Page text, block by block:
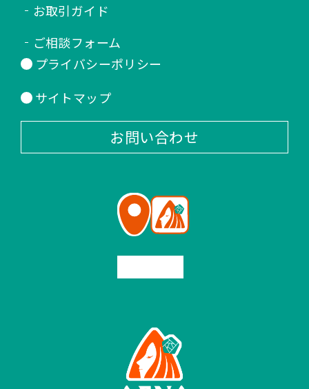
お取引ガイド
ご相談フォーム
プライバシーポリシー
サイトマップ
お問い合わせ